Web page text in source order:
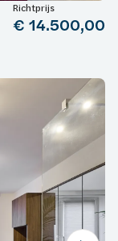
Richtprijs
€ 14.500,00